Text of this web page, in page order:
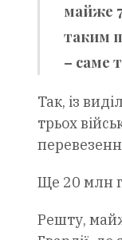
майже
таким
– саме
Так, із
трьох
Ще 20 млн
Решту,